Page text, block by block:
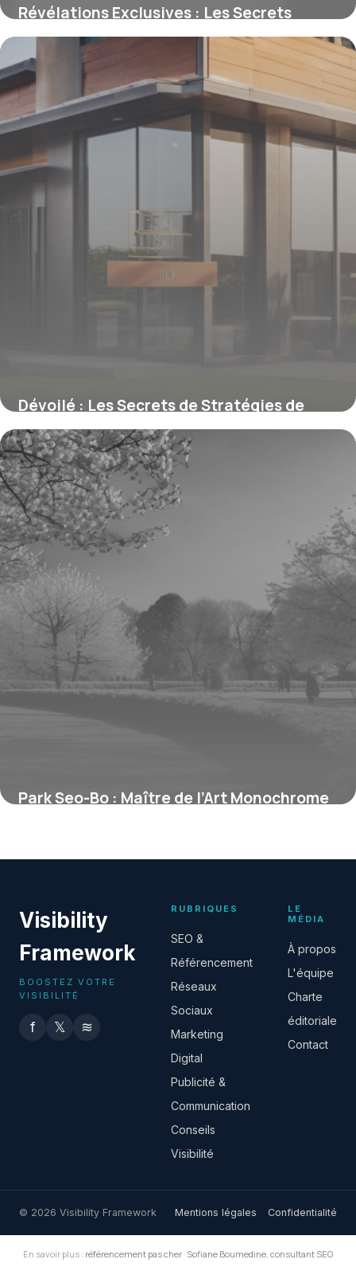
Révélations Exclusives : Les Secrets
Cachés derrière le Code de Déontologie
Immobilier et Comment il Assure la
Transparence Totale
16 juin 2026
Dévoilé : Les Secrets de Stratégies de
Nommage des Agences Immobilières Pour
Marquer Les Esprits
15 juin 2026
Park Seo-Bo : Maître de l’Art Monochrome
Visibility
Framework
BOOSTEZ VOTRE
VISIBILITÉ
f 𝕏 ≋
RUBRIQUES
SEO &
Référencement
Réseaux
Sociaux
Marketing
Digital
Publicité &
Communication
Conseils
Visibilité
LE
MÉDIA
À propos
L'équipe
Charte
éditoriale
Contact
© 2026 Visibility Framework Mentions légales Confidentialité
En savoir plus : référencement pas cher · Sofiane Boumedine, consultant SEO